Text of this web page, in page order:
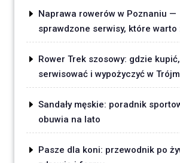
Naprawa rowerów w Poznaniu —
sprawdzone serwisy, które warto
Rower Trek szosowy: gdzie kupić,
serwisować i wypożyczyć w
Sandały męskie: poradnik
obuwia na lato
Pasze dla koni: przewodnik po